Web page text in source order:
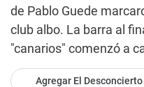
de Pablo Guede
club albo. La barra al
"canarios" comenzó a
Agregar El Desconcierto